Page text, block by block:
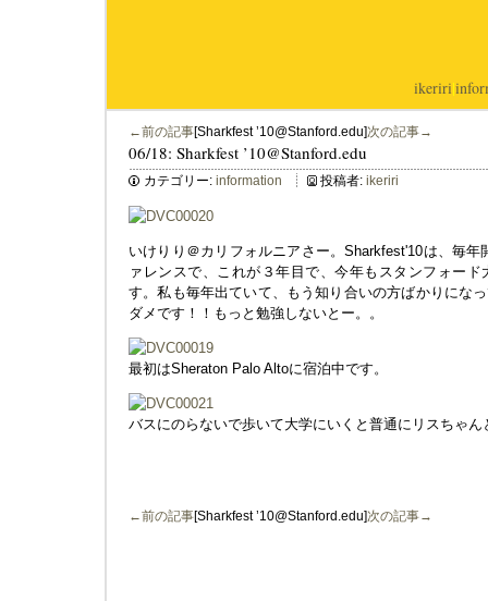
ikeriri|
←前の記事[Sharkfest ’10@Stanford.edu]次の記事→
06/18: Sharkfest ’10@Stanford.edu
カテゴリー: information 投稿者: ikeriri
いけりり＠カリフォルニアさー。Sharkfest'10は、毎
ァレンスで、これが３年目で、今年もスタンフォー
す。私も毎年出ていて、もう知り合いの方ばかりにな
ダメです！！もっと勉強しないとー。。
最初はSheraton Palo Altoに宿泊中です。
バスにのらないで歩いて大学にいくと普通にリスちゃん
←前の記事[Sharkfest ’10@Stanford.edu]次の記事→